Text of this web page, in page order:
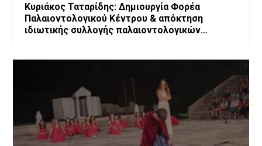
Κυριάκος Ταταρίδης: Δημιουργία Φορέα
Παλαιοντολογικού Κέντρου & απόκτηση
ιδιωτικής συλλογής παλαιοντολογικών